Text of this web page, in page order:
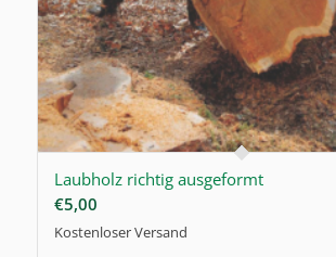
Laubholz richtig ausgeformt
€5,00
Kostenloser Versand